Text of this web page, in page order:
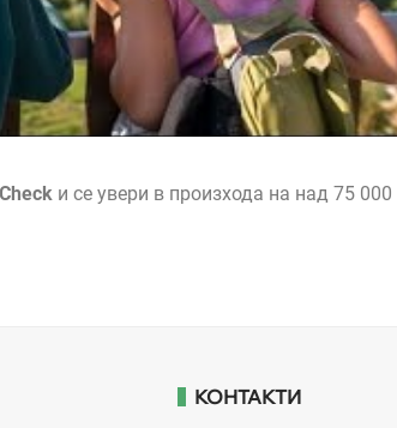
и се увери в произхода на над 75 000
КОНТАКТИ